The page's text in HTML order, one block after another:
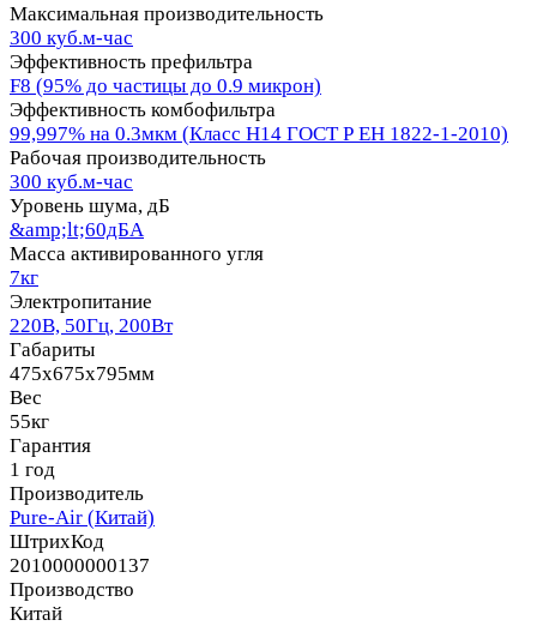
Максимальная производительность
300 куб.м-час
Эффективность префильтра
F8 (95% до частицы до 0.9 микрон)
Эффективность комбофильтра
99,997% на 0.3мкм (Класс Н14 ГОСТ Р ЕН 1822-1-2010)
Рабочая производительность
300 куб.м-час
Уровень шума, дБ
&amp;lt;60дБА
Масса активированного угля
7кг
Электропитание
220В, 50Гц, 200Вт
Габариты
475х675х795мм
Вес
55кг
Гарантия
1 год
Производитель
Pure-Air (Китай)
ШтрихКод
2010000000137
Производство
Китай